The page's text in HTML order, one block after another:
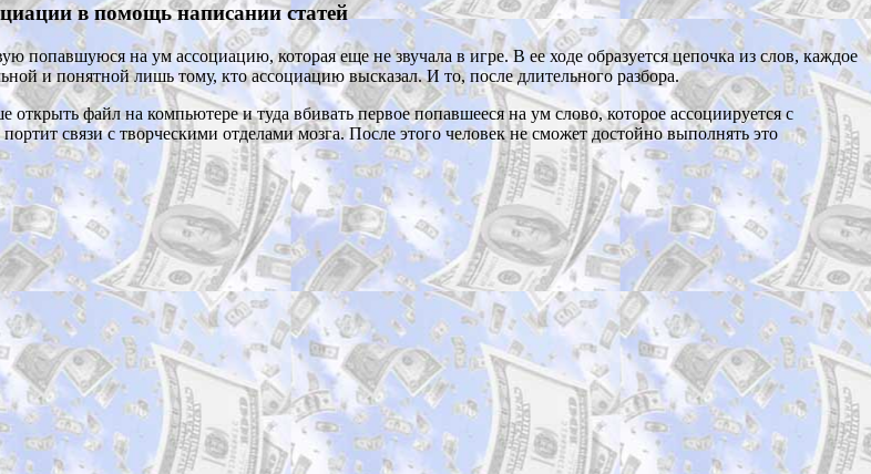
в помощь написании статей
попавшуюся на ум ассоциацию, которая еще не звучала в игре. В ее ходе образуется цепочка из слов, каждое
и понятной лишь тому, кто ассоциацию высказал. И то, после длительного разбора.
файл на компьютере и туда вбивать первое попавшееся на ум слово, которое ассоциируется с
связи с творческими отделами мозга. После этого человек не сможет достойно выполнять это